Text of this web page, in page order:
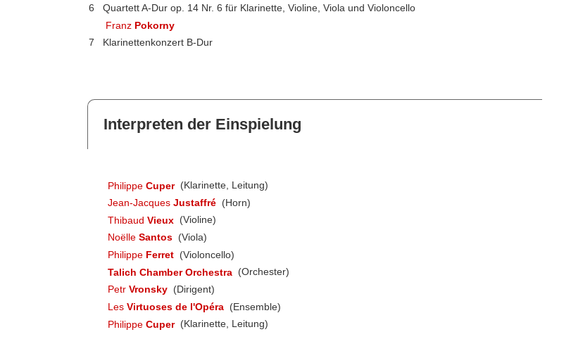
6
Quartett A-Dur op. 14 Nr. 6 für Klarinette, Violine, Viola und Violoncello
Franz Pokorny
7
Klarinettenkonzert B-Dur
Interpreten der Einspielung
Philippe Cuper (Klarinette, Leitung)
Jean-Jacques Justaffré (Horn)
Thibaud Vieux (Violine)
Noëlle Santos (Viola)
Philippe Ferret (Violoncello)
Talich Chamber Orchestra (Orchester)
Petr Vronsky (Dirigent)
Les Virtuoses de l'Opéra (Ensemble)
Philippe Cuper (Klarinette, Leitung)